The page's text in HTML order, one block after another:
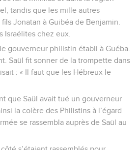
tandis que les mille autres
Jonatan à Guibéa de Benjamin.
Israélites chez eux.
gouverneur philistin établi à Guéba.
Saül fit sonner de la trompette dans
: « Il faut que les Hébreux le
que Saül avait tué un gouverneur
la colère des Philistins à l’égard
se rassembla auprès de Saül au